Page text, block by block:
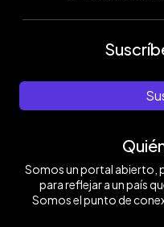
Somos un portal abierto,
para reflejar a un país
Somos el punto de